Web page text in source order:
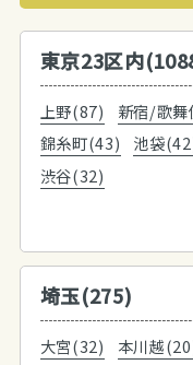
東京23区内
上野(87) 新宿/歌
錦糸町(43)
池袋
渋谷(32)
埼玉(275)
大宮(32) 本川越